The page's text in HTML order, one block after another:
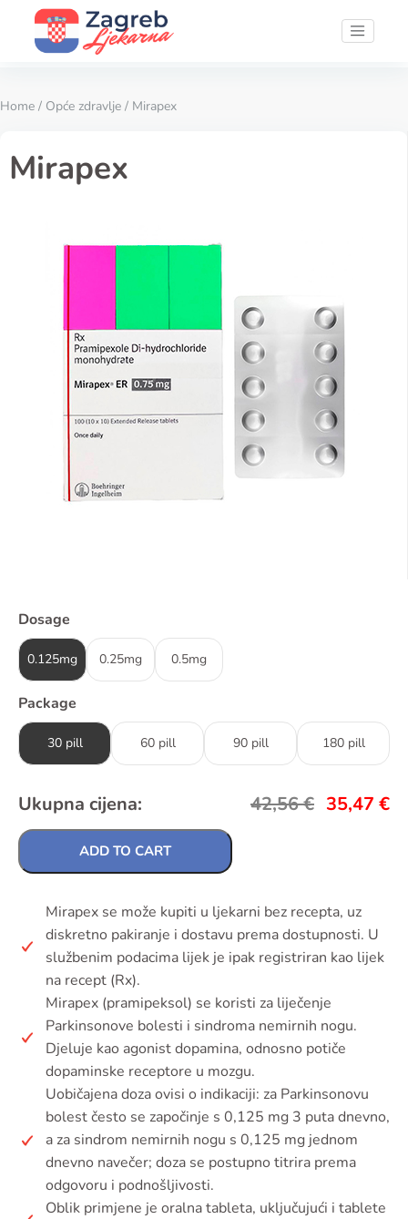
Home / Opće zdravlje / Mirapex
Mirapex
Dosage
0.125mg 0.25mg 0.5mg
Package
30 pill 60 pill 90 pill 180 pill
Ukupna cijena: 42,56€ 35,47 €
ADD TO CART
Mirapex se može kupiti u ljekarni bez recepta, uz
diskretno pakiranje i dostavu prema dostupnosti. U
službenim podacima lijek je ipak registriran kao lijek
na recept (Rx).
Mirapex (pramipeksol) se koristi za liječenje
Parkinsonove bolesti i sindroma nemirnih nogu.
Djeluje kao agonist dopamina, odnosno potiče
dopaminske receptore u mozgu.
Uobičajena doza ovisi o indikaciji: za Parkinsonovu
bolest često se započinje s 0,125 mg 3 puta dnevno,
a za sindrom nemirnih nogu s 0,125 mg jednom
dnevno navečer; doza se postupno titrira prema
odgovoru i podnošljivosti.
Oblik primjene je oralna tableta, uključujući i tablete